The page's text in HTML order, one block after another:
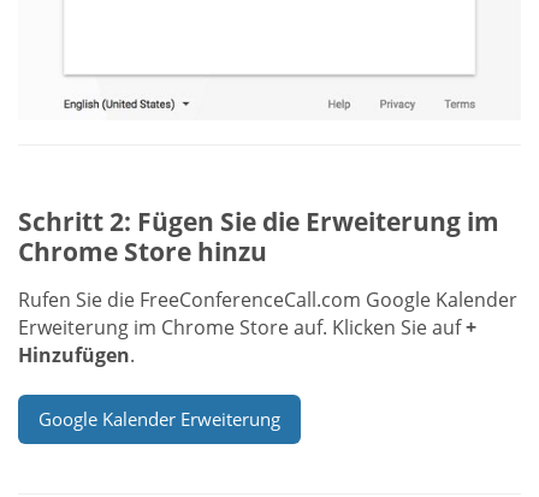
Schritt 2: Fügen Sie die Erweiterung im
Chrome Store hinzu
Rufen Sie die FreeConferenceCall.com Google Kalender
Erweiterung im Chrome Store auf. Klicken Sie auf+
Hinzufügen.
Google Kalender Erweiterung